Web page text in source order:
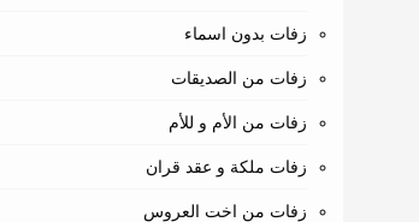
زفات بدون اسماء
زفات من الصديقات
زفات من الأم و للأم
زفات ملكة و عقد قران
زفات من اخت العروس